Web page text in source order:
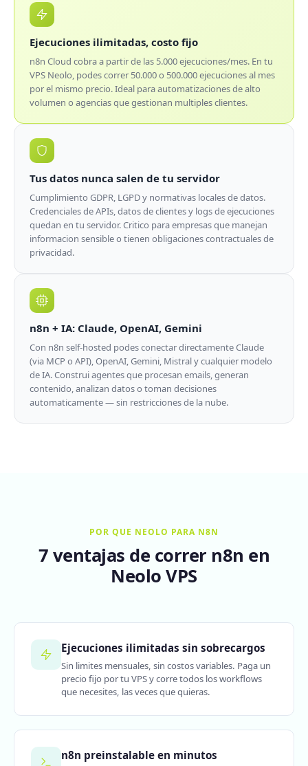
Ejecuciones ilimitadas, costo fijo
n8n Cloud cobra a partir de las 5.000 ejecuciones/mes. En tu
VPS Neolo, podes correr 50.000 o 500.000 ejecuciones al mes
por el mismo precio. Ideal para automatizaciones de alto
volumen o agencias que gestionan multiples clientes.
Tus datos nunca salen de tu servidor
Cumplimiento GDPR, LGPD y normativas locales de datos.
Credenciales de APIs, datos de clientes y logs de ejecuciones
quedan en tu servidor. Critico para empresas que manejan
informacion sensible o tienen obligaciones contractuales de
privacidad.
n8n + IA: Claude, OpenAI, Gemini
Con n8n self-hosted podes conectar directamente Claude
(via MCP o API), OpenAI, Gemini, Mistral y cualquier modelo
de IA. Construi agentes que procesan emails, generan
contenido, analizan datos o toman decisiones
automaticamente — sin restricciones de la nube.
POR QUE NEOLO PARA N8N
7 ventajas de correr n8n en
Neolo VPS
Ejecuciones ilimitadas sin sobrecargos
Sin limites mensuales, sin costos variables. Paga un
precio fijo por tu VPS y corre todos los workflows
que necesites, las veces que quieras.
n8n preinstalable en minutos